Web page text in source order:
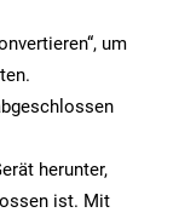
um
herunter,
ist. Mit